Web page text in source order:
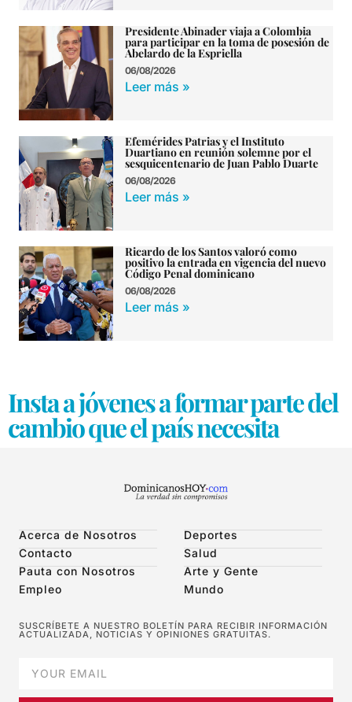
Presidente Abinader viaja a Colombia
para participar en la toma de posesión de
Abelardo de la Espriella
06/08/2026
Leer más »
Efemérides Patrias y el Instituto
Duartiano en reunión solemne por el
sesquicentenario de Juan Pablo Duarte
06/08/2026
Leer más »
Ricardo de los Santos valoró como
positivo la entrada en vigencia del nuevo
Código Penal dominicano
06/08/2026
Leer más »
Insta a jóvenes a formar parte del
Acerca de Nosotros
Contacto
Pauta con Nosotros
Empleo
Deportes
Salud
Arte y Gente
Mundo
SUSCRÍBETE A NUESTRO BOLETÍN PARA RECIBIR INFORMACIÓN
ACTUALIZADA, NOTICIAS Y OPINIONES GRATUITAS.